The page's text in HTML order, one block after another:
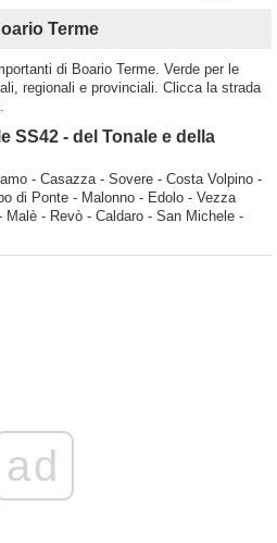
Terme
di Boario Terme. Verde per le
regionali e provinciali. Clicca la strada
SS42 - del Tonale e della
- Casazza - Sovere - Costa Volpino -
di Ponte - Malonno - Edolo - Vezza
- Revò - Caldaro - San Michele -
ad